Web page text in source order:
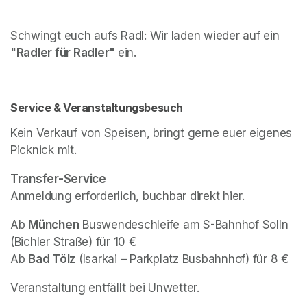
Schwingt euch aufs Radl: Wir laden wieder auf ein
"Radler für Radler" ein.
Service & Veranstaltungsbesuch
Kein Verkauf von Speisen, bringt gerne euer eigenes
Picknick mit.
Anmeldung erforderlich, buchbar direkt hier.
Ab München Buswendeschleife am S-Bahnhof Solln
(Bichler Straße) für 10 €
Ab Bad Tölz (Isarkai – Parkplatz Busbahnhof) für 8 €
(opens in a new tab)
Veranstaltung entfällt bei Unwetter.